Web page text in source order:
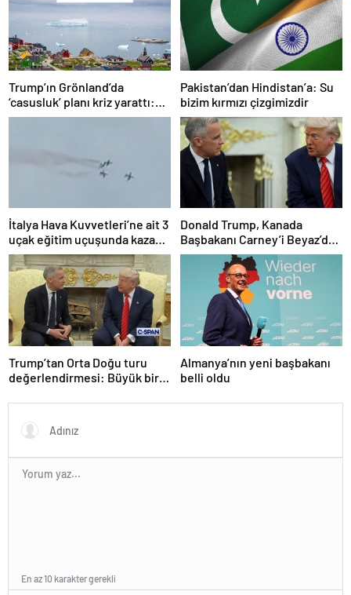
Trump’ın Grönland’da
‘casusluk’ planı kriz yarattı:
Danimarka ABD elçisini
Pakistan’dan Hindistan’a: Su
bizim kırmızı çizgimizdir
İtalya Hava Kuvvetleri’ne ait 3
uçak eğitim uçuşunda kaza
yaptı
Donald Trump, Kanada
Başbakanı Carney’i Beyaz’da
ağırladı
Trump’tan Orta Doğu turu
değerlendirmesi: Büyük bir
Almanya’nın yeni başbakanı
belli oldu
En az 10 karakter gerekli